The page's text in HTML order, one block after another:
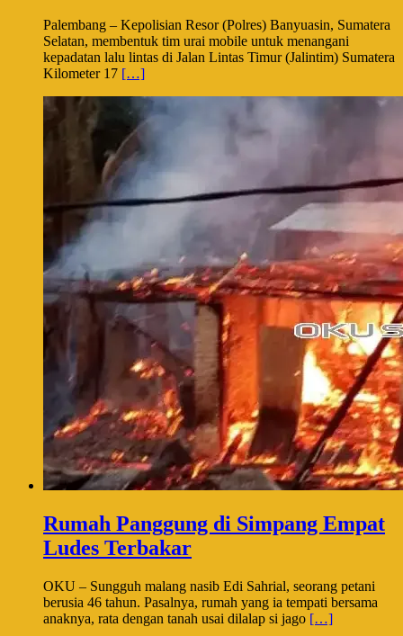
Palembang – Kepolisian Resor (Polres) Banyuasin, Sumatera
Selatan, membentuk tim urai mobile untuk menangani
kepadatan lalu lintas di Jalan Lintas Timur (Jalintim) Sumatera
Kilometer 17 […]
Rumah Panggung di Simpang Empat
Ludes Terbakar
OKU – Sungguh malang nasib Edi Sahrial, seorang petani
berusia 46 tahun. Pasalnya, rumah yang ia tempati bersama
anaknya, rata dengan tanah usai dilalap si jago […]